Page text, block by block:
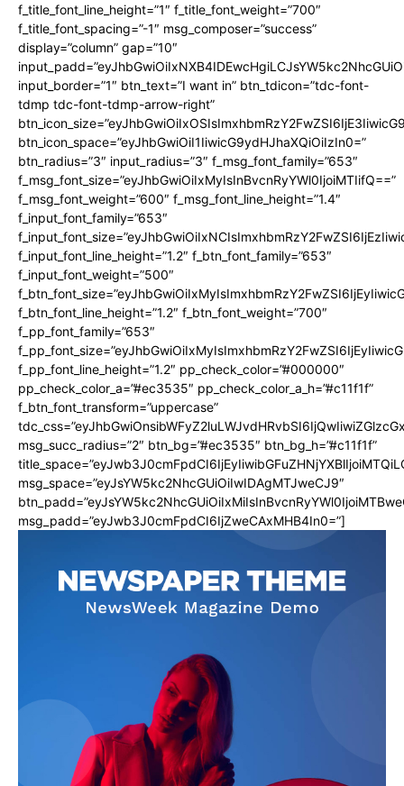
f_title_font_line_height=”1″ f_title_font_weight=”700″
f_title_font_spacing=”-1″ msg_composer=”success”
display=”column” gap=”10″
input_border=”1″ btn_text=”I want in” btn_tdicon=”tdc-font-
tdmp tdc-font-tdmp-arrow-right”
btn_icon_space=”eyJhbGwiOiI1IiwicG9ydHJhaXQiOiIzIn0=”
btn_radius=”3″ input_radius=”3″ f_msg_font_family=”653″
f_msg_font_size=”eyJhbGwiOiIxMyIsInBvcnRyYWl0IjoiMTIifQ==”
f_msg_font_weight=”600″ f_msg_font_line_height=”1.4″
f_input_font_family=”653″
f_input_font_line_height=”1.2″ f_btn_font_family=”653″
f_input_font_weight=”500″
f_btn_font_line_height=”1.2″ f_btn_font_weight=”700″
f_pp_font_family=”653″
f_pp_font_line_height=”1.2″ pp_check_color=”#000000″
pp_check_color_a=”#ec3535″ pp_check_color_a_h=”#c11f1f”
f_btn_font_transform=”uppercase”
msg_succ_radius=”2″ btn_bg=”#ec3535″ btn_bg_h=”#c11f1f”
msg_space=”eyJsYW5kc2NhcGUiOiIwIDAgMTJweCJ9″
msg_padd=”eyJwb3J0cmFpdCI6IjZweCAxMHB4In0=”]